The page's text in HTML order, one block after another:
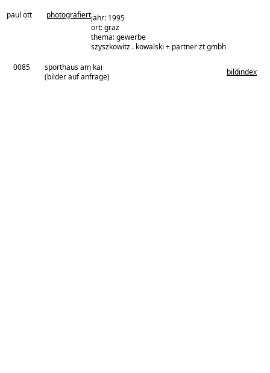
paul ott photografiertjahr: 1995
ort: graz
thema: gewerbe
architekturbüro:
szyszkowitz . kowalski + partner zt gmbh
0085
sporthaus am kai
(bilder auf anfrage)
bildindex